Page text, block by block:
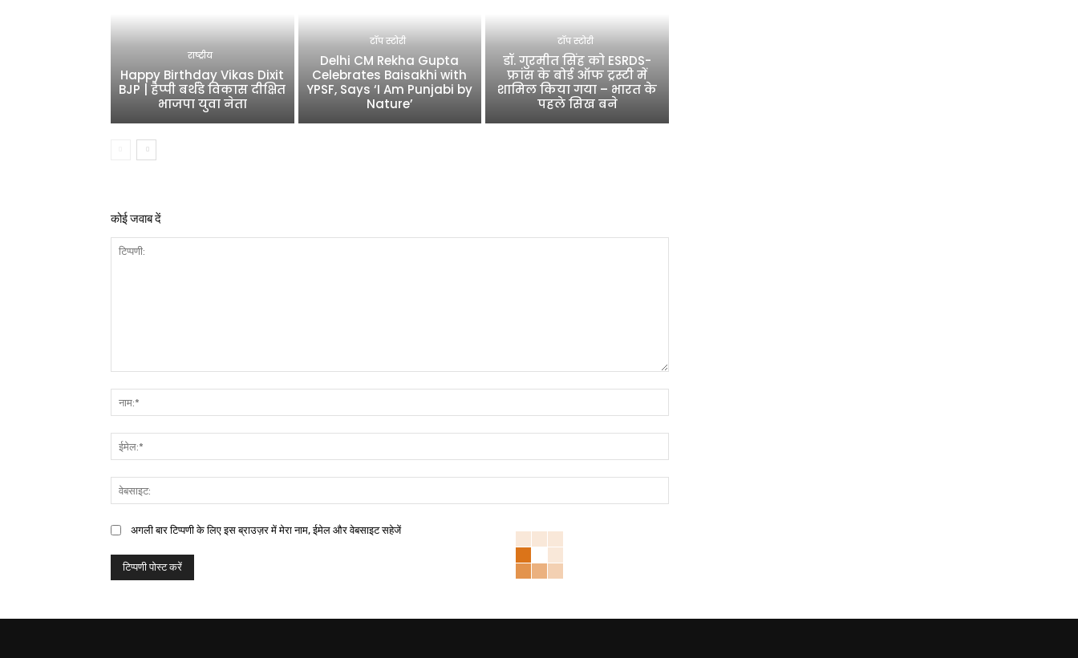
राष्ट्रीय
Happy Birthday Vikas Dixit
BJP | हैप्पी बर्थडे विकास दीक्षित
भाजपा युवा नेता
टॉप स्टोरी
Delhi CM Rekha Gupta
Celebrates Baisakhi with
YPSF, Says ‘I Am Punjabi by
Nature’
टॉप स्टोरी
डॉ. गुरमीत सिंह को ESRDS-
फ्रांस के बोर्ड ऑफ ट्रस्टी में
शामिल किया गया – भारत के
पहले सिख बने
कोई जवाब दें
अगली बार टिप्पणी के लिए इस ब्राउज़र में मेरा नाम, ईमेल और वेबसाइट सहेजें